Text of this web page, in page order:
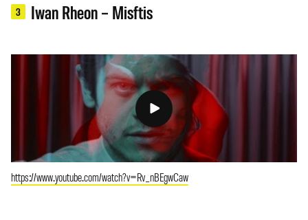
3 Iwan Rheon – Misftis
https://www.youtube.com/watch?v=Rv_nBEgwCaw